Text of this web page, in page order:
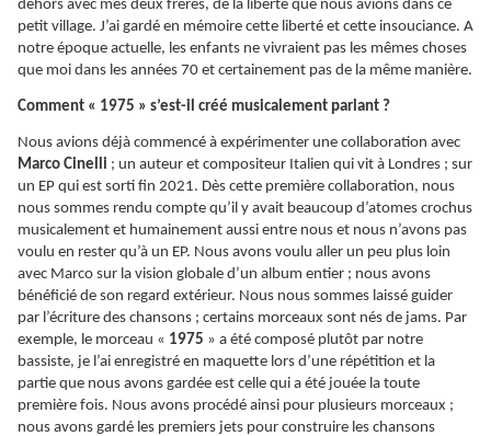
dehors avec mes deux frères, de la liberté que nous avions dans ce
petit village. J’ai gardé en mémoire cette liberté et cette insouciance. A
notre époque actuelle, les enfants ne vivraient pas les mêmes choses
que moi dans les années 70 et certainement pas de la même manière.
Comment « 1975 » s’est-il créé musicalement parlant ?
Nous avions déjà commencé à expérimenter une collaboration avec
Marco Cinelli ; un auteur et compositeur Italien qui vit à Londres ; sur
un EP qui est sorti fin 2021. Dès cette première collaboration, nous
nous sommes rendu compte qu’il y avait beaucoup d’atomes crochus
musicalement et humainement aussi entre nous et nous n’avons pas
voulu en rester qu’à un EP. Nous avons voulu aller un peu plus loin
avec Marco sur la vision globale d’un album entier ; nous avons
bénéficié de son regard extérieur. Nous nous sommes laissé guider
par l’écriture des chansons ; certains morceaux sont nés de jams. Par
exemple, le morceau « 1975 » a été composé plutôt par notre
bassiste, je l’ai enregistré en maquette lors d’une répétition et la
partie que nous avons gardée est celle qui a été jouée la toute
première fois. Nous avons procédé ainsi pour plusieurs morceaux ;
nous avons gardé les premiers jets pour construire les chansons